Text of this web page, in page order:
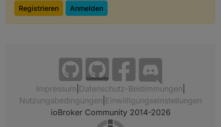
Registrieren Anmelden
Community
Impressum Datenschutz-Bestimmungen
Nutzungsbedingungen Einwilligungseinstellungen
ioBroker Community 2014-2026